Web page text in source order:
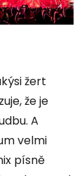
žert
že je
A
velmi
písně